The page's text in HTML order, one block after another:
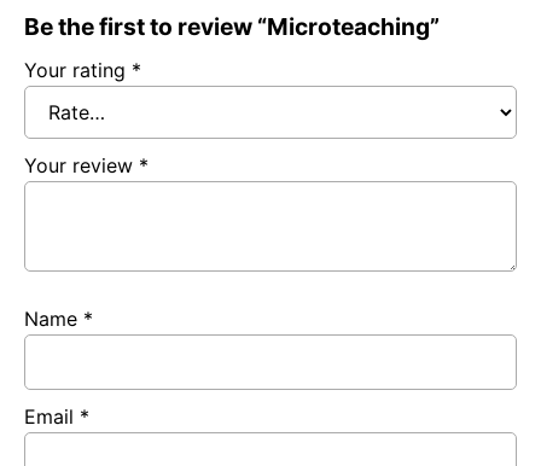
Be the first to review “Microteaching”
Your rating *
Your review *
Name *
Email *